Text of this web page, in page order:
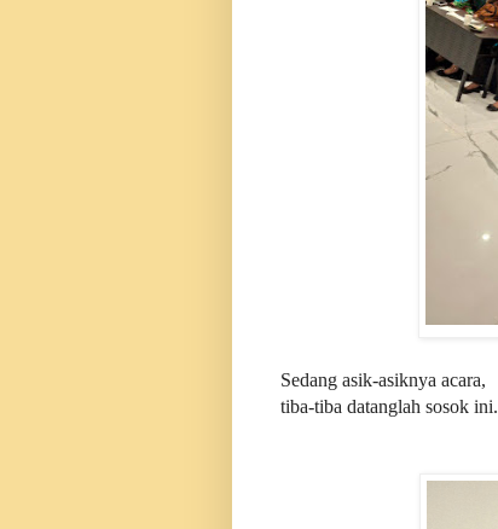
Sedang asik-asiknya acara,
tiba-tiba datanglah sosok ini.